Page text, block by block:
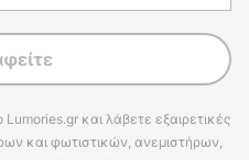
και λάβετε εξαιρετικές
και φωτιστικών, ανεμιστήρων,